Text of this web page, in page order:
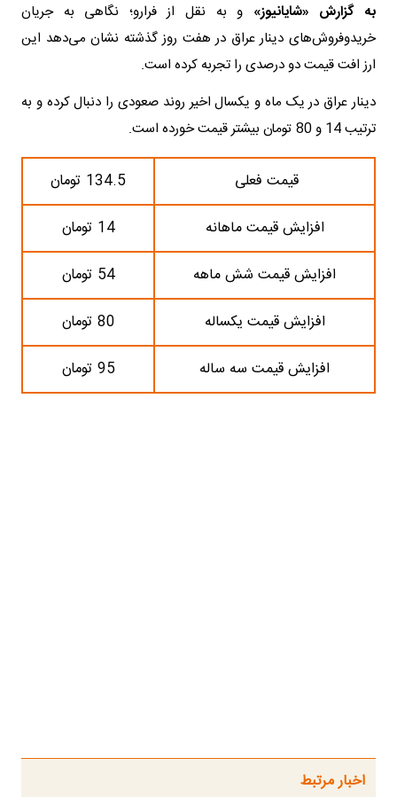
به گزارش «شایانیوز» و به نقل از فرارو؛ نگاهی به جریان
خریدوفروش‌های دینار عراق در هفت روز گذشته نشان می‌دهد این
ارز افت قیمت دو درصدی را تجربه کرده است.
دینار عراق در یک ماه و یکسال اخیر روند صعودی را دنبال کرده و به
ترتیب 14 و 80 تومان بیشتر قیمت خورده است.
قیمت فعلی
134.5 تومان
افزایش قیمت ماهانه
14 تومان
افزایش قیمت شش ماهه
54 تومان
افزایش قیمت یکساله
80 تومان
افزایش قیمت سه ساله
95 تومان
اخبار مرتبط